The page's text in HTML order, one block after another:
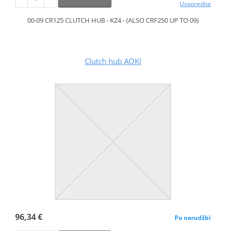
Usporedite
00-09 CR125 CLUTCH HUB - KZ4 - (ALSO CRF250 UP TO 09)
Clutch hub AOKI
96,34 € Po narudžbi